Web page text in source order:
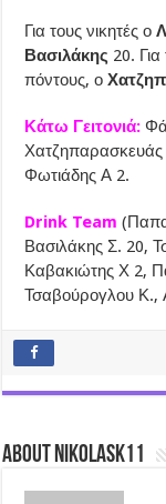
Για τους νικητές ο
Βασιλάκης 20.
πόντους, ο
Κάτω Γειτονιά:
Φωτιάδης Α 2.
Drink Team
Βασιλάκης Σ. 20,
Καβακιώτης Χ 2,
Τσαβούρογλου Κ.,
About nikolask11